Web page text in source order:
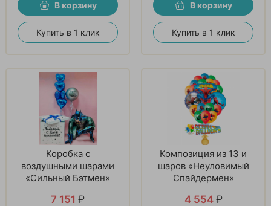
В корзину
Купить в 1 клик
В корзину
Купить в 1 клик
Коробка с
воздушными шарами
«Сильный Бэтмен»
7 151 ₽
Композиция из 13 и
шаров «Неуловимый
Спайдермен»
4 554 ₽